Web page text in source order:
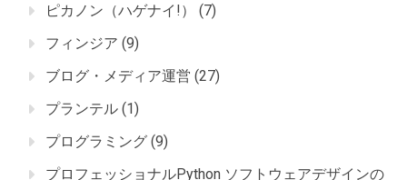
ピカノン（ハゲナイ!）
(7)
フィンジア (9)
ブログ・メディア運営 (27)
プランテル (1)
プログラミング (9)
プロフェッショナルPython ソフトウェアデザインの